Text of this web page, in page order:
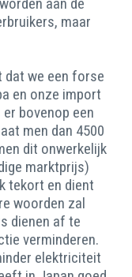
maar
dat we een forse
en onze import
bovenop een
men dan 4500
dit onwerkelijk
marktprijs)
tekort en dient
woorden zal
dienen af te
verminderen.
elektriciteit